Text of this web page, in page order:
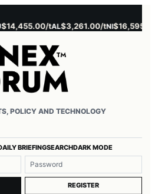
tAL$3,261.00/tNI$16,595.00/t
POLICY AND TECHNOLOGY
BRIEFINGSEARCHDARK MODE
REGISTER